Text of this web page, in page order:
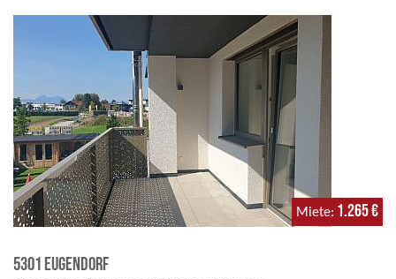
Miete 1.265 €
5301 Eugendorf